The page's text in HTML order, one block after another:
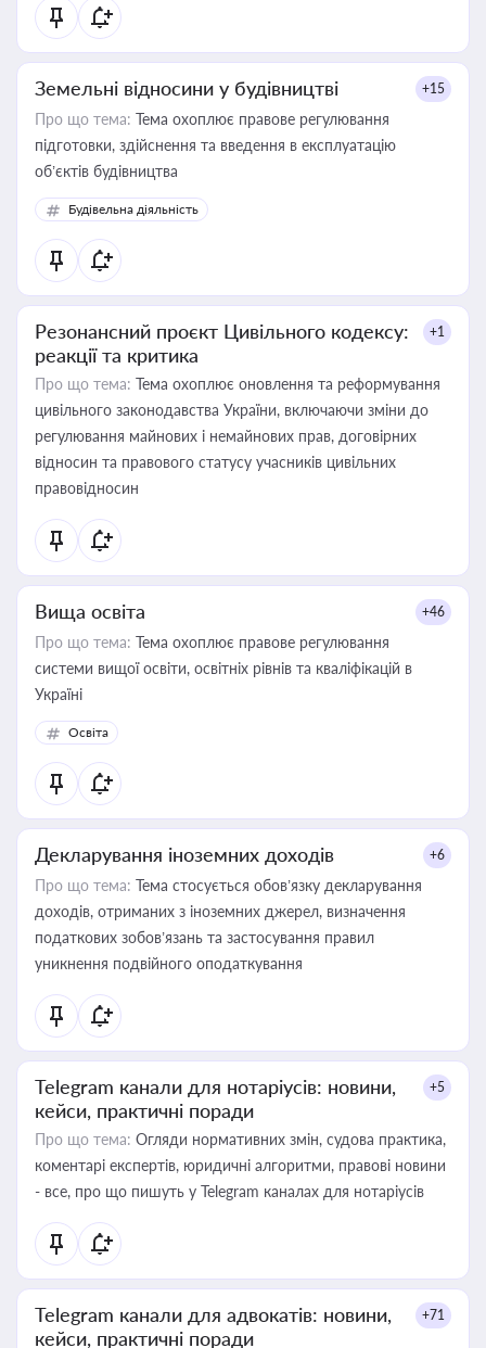
Земельні відносини у будівництві +15
Про що тема: Тема охоплює правове регулювання
підготовки, здійснення та введення в експлуатацію
об’єктів будівництва
Будівельна діяльність
Резонансний проєкт Цивільного кодексу:
реакції та критика
+1
Про що тема: Тема охоплює оновлення та реформування
цивільного законодавства України, включаючи зміни до
регулювання майнових і немайнових прав, договірних
відносин та правового статусу учасників цивільних
правовідносин
Вища освіта +46
Про що тема: Тема охоплює правове регулювання
системи вищої освіти, освітніх рівнів та кваліфікацій в
Україні
Освіта
Декларування іноземних доходів +6
Про що тема: Тема стосується обов’язку декларування
доходів, отриманих з іноземних джерел, визначення
податкових зобов’язань та застосування правил
уникнення подвійного оподаткування
Telegram канали для нотаріусів: новини,
кейси, практичні поради
+5
Про що тема: Огляди нормативних змін, судова практика,
коментарі експертів, юридичні алгоритми, правові новини
- все, про що пишуть у Telegram каналах для нотаріусів
Telegram канали для адвокатів: новини,
кейси, практичні поради
+71